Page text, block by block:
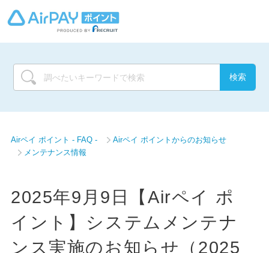
Airペイ ポイント - FAQ -
Airペイ ポイントからのお知らせ
メンテナンス情報
2025年9月9日【Airペイ ポ
イント】システムメンテナ
ンス実施のお知らせ（2025